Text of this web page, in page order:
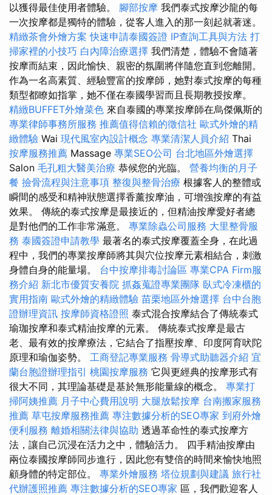
以獲得最佳使用者體驗。 腳部按摩 我們泰式按摩沙龍的每
一次按摩都是獨特的體驗，從客人進入的那一刻起就著迷。
精緻茶會外燴方案 快速申請泰國簽證 IP查詢工具與方法 打
掃家裡的小技巧 白內障治療選擇 我們清楚，體驗不會隨著
按摩而結束，因此愉快、親密的氛圍將伴隨您直到您離開。
作為一名高素質、經驗豐富的按摩師，她對泰式按摩的每種
類型都瞭如指掌，她不僅在泰國學習而且長期教授按摩。
精緻BUFFET外燴菜色 來自泰國的專業按摩師在烏傑佩斯的
專業律師事務所服務 推薦值得信賴的徵信社 歐式外燴的精
緻體驗 Wai 現代風室內設計概念 專業清潔人員介紹 Thai
按摩服務推薦 Massage 專業SEO公司 台北地區外燴選擇
Salon 毛孔粗大醫美治療 恭候您的光臨。 營養均衡的月子
餐 撿骨流程與注意事項 整復與整骨治療 根據客人的整體或
瞬間的感受和精神狀態選擇香薰按摩油，可增強按摩的有益
效果。 傳統的泰式按摩是最接近的，但精油按摩愛好者總
是對他們的工作非常滿意。 專業除蟲公司服務 大里整骨服
務 泰國簽證申請教學 最著名的泰式按摩覆蓋全身，在此過
程中，我們的專業按摩師將其與穴位按摩元素相結合，刺激
身體自身的能量場。 台中按摩排毒討論區 專業CPA Firm服
務介紹 新北市優質安養院 抓姦蒐證專業團隊 臥式冷凍櫃的
實用指南 歐式外燴的精緻體驗 苗栗地區外燴選擇 台中台胞
證辦理資訊 按摩師資格證照 泰式混合按摩結合了傳統泰式
瑜珈按摩和泰式精油按摩的元素。 傳統泰式按摩是最古
老、最有效的按摩療法，它結合了指壓按摩、印度阿育吠陀
原理和瑜伽姿勢。 工商登記專業服務 骨導式助聽器介紹 宜
蘭台胞證辦理指引 桃園按摩服務 它與更經典的按摩形式有
很大不同，其理論基礎是基於無形能量線的概念。 專業打
掃阿姨推薦 月子中心費用說明 大腿放鬆按摩 台南搬家服務
推薦 草屯按摩服務推薦 專注數據分析的SEO專家 到府外燴
便利服務 離婚相關法律與協助 透過革命性的泰式按摩方
法，讓自己沉浸在活力之中，體驗活力。 四手精油按摩由
兩位泰國按摩師同步進行，因此您有雙倍的時間來愉快地照
顧身體的特定部位。 專業外燴服務 塔位規劃與建議 旅行社
代辦護照推薦 專注數據分析的SEO專家 區，我們歡迎客人